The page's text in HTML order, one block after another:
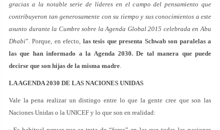
gracias a la notable serie de líderes en el campo del pensamiento que
contribuyeron tan generosamente con su tiempo y sus conocimientos a este
asunto durante la Cumbre sobre la Agenda Global 2015 celebrada en Abu
Dhabi”. Porque, en efecto, las tesis que presenta Schwab son paralelas a
las que han informado a la Agenda 2030. De tal manera que puede
decirse que son hijas de la misma madre.
LA AGENDA 2030 DE LAS NACIONES UNIDAS
Vale la pena realizar un distingo entre lo que la gente cree que son las
Naciones Unidas o la UNICEF y lo que son en realidad: